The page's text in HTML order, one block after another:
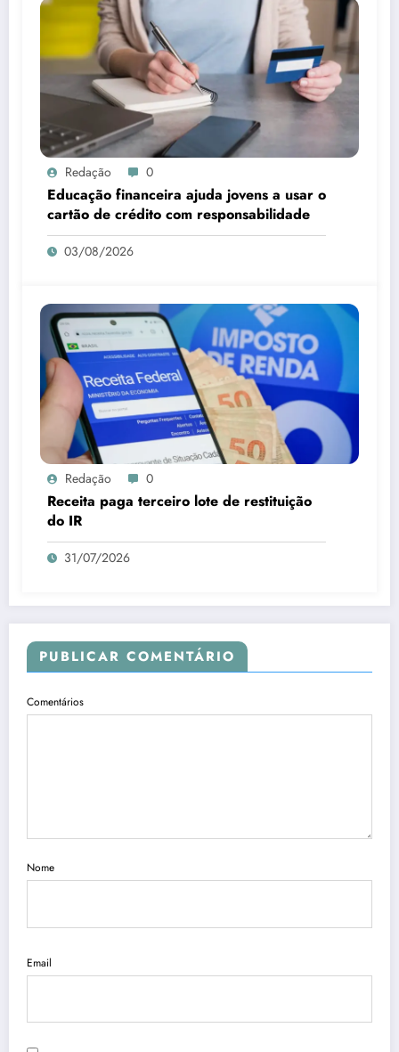
Redação 0
Educação financeira ajuda jovens a usar o
cartão de crédito com responsabilidade
03/08/2026
Redação 0
Receita paga terceiro lote de restituição
do IR
31/07/2026
PUBLICAR COMENTÁRIO
Comentários
Nome
Email